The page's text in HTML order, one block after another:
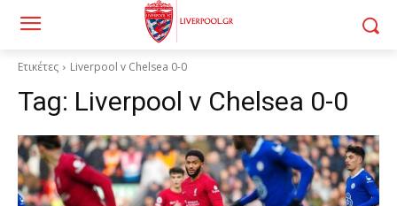
Ετικέτες Liverpool v Chelsea 0-0
Tag: Liverpool v Chelsea 0-0